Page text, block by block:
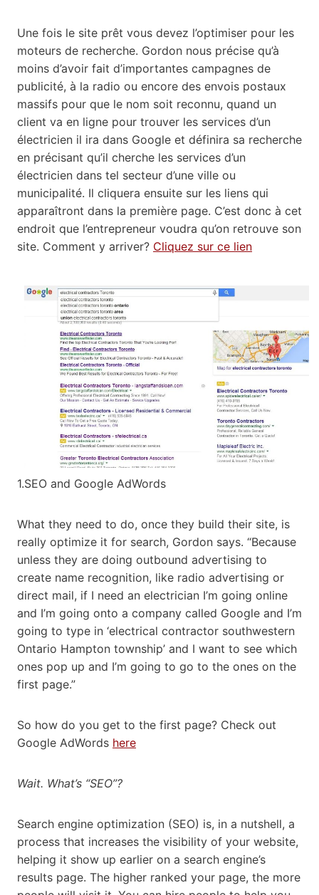
Une fois le site prêt vous devez l’optimiser pour les
moteurs de recherche. Gordon nous précise qu’à
moins d’avoir fait d’importantes campagnes de
publicité, à la radio ou encore des envois postaux
massifs pour que le nom soit reconnu, quand un
client va en ligne pour trouver les services d’un
électricien il ira dans Google et définira sa recherche
en précisant qu’il cherche les services d’un
électricien dans tel secteur d’une ville ou
municipalité. Il cliquera ensuite sur les liens qui
apparaîtront dans la première page. C’est donc à cet
endroit que l’entrepreneur voudra qu’on retrouve son
site. Comment y arriver? Cliquez sur ce lien
1.SEO and Google AdWords
What they need to do, once they build their site, is
really optimize it for search, Gordon says. “Because
unless they are doing outbound advertising to
create name recognition, like radio advertising or
direct mail, if I need an electrician I’m going online
and I’m going onto a company called Google and I’m
going to type in ‘electrical contractor southwestern
Ontario Hampton township’ and I want to see which
ones pop up and I’m going to go to the ones on the
first page.”
So how do you get to the first page? Check out
Google AdWords here
Wait. What’s “SEO”?
Search engine optimization (SEO) is, in a nutshell, a
process that increases the visibility of your website,
helping it show up earlier on a search engine’s
results page. The higher ranked your page, the more